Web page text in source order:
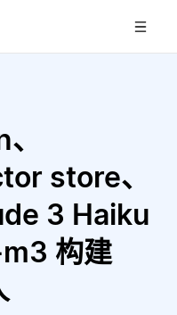
store、
3 Haiku
构建